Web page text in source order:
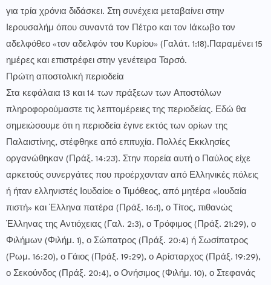
για τρία χρόνια διδάσκει. Στη συνέχεια μεταβαίνει στην
Ιερουσαλήμ όπου συναντά τον Πέτρο και τον Ιάκωβο τον
αδελφόθεο «τον αδελφόν του Κυρίου» (Γαλάτ. 1:18).Παραμένει 15
ημέρες και επιστρέφει στην γενέτειρα Ταρσό.
Πρώτη αποστολική περιοδεία
Στα κεφάλαια 13 και 14 των πράξεων των Αποστόλων
πληροφορούμαστε τις λεπτομέρειες της περιοδείας. Εδώ θα
σημειώσουμε ότι η περιοδεία έγινε εκτός των ορίων της
Παλαιστίνης, στέφθηκε από επιτυχία. Πολλές Εκκλησίες
οργανώθηκαν (Πράξ. 14:23). Στην πορεία αυτή ο Παύλος είχε
αρκετούς συνεργάτες που προέρχονταν από Ελληνικές πόλεις
ή ήταν ελληνιστές Ιουδαίοι: ο Τιμόθεος, από μητέρα «Ιουδαία
πιστή» και Έλληνα πατέρα (Πράξ. 16:1), ο Τίτος, πιθανώς
Έλληνας της Αντιόχειας (Γαλ. 2:3), ο Τρόφιμος (Πράξ. 21:29), ο
Φιλήμων (Φιλήμ. 1), ο Σώπατρος (Πράξ. 20:4) ή Σωσίπατρος
(Ρωμ. 16:20), ο Γάιος (Πράξ. 19:29), ο Αρίσταρχος (Πράξ. 19:29),
ο Σεκούνδος (Πράξ. 20:4), ο Ονήσιμος (Φιλήμ. 10), ο Στεφανάς